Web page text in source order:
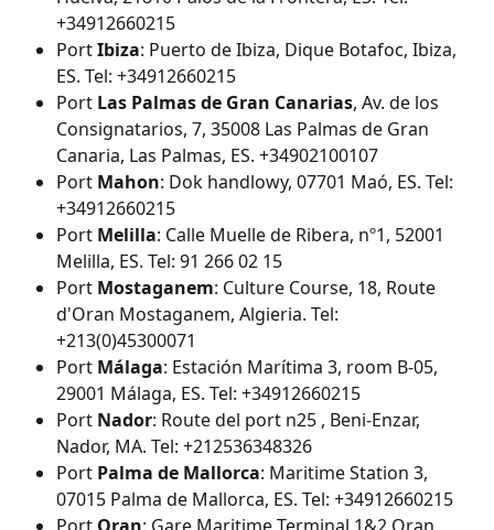
+34912660215
Port Ibiza: Puerto de Ibiza, Dique Botafoc, Ibiza,
ES. Tel: +34912660215
Port Las Palmas de Gran Canarias, Av. de los
Consignatarios, 7, 35008 Las Palmas de Gran
Canaria, Las Palmas, ES. +34902100107
Port Mahon: Dok handlowy, 07701 Maó, ES. Tel:
+34912660215
Port Melilla: Calle Muelle de Ribera, nº1, 52001
Melilla, ES. Tel: 91 266 02 15
Port Mostaganem: Culture Course, 18, Route
d'Oran Mostaganem, Algieria. Tel:
+213(0)45300071
Port Málaga: Estación Marítima 3, room B-05,
29001 Málaga, ES. Tel: +34912660215
Port Nador: Route del port n25 , Beni-Enzar,
Nador, MA. Tel: +212536348326
Port Palma de Mallorca: Maritime Station 3,
07015 Palma de Mallorca, ES. Tel: +34912660215